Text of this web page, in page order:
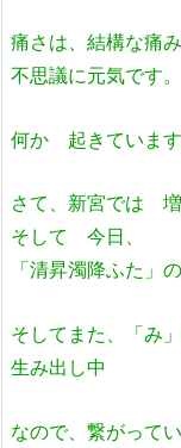
痛さは、結構な痛
不思議に元気です。
何か 起きていま
さて、新宮では
そして 今日、
「清昇濁降ふた」
そしてまた、「み
生み出し中
なので、繋がって